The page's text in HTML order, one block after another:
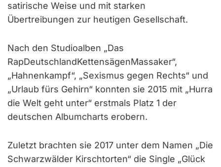
satirische Weise und mit starken
Übertreibungen zur heutigen Gesellschaft.
Nach den Studioalben „Das
RapDeutschlandKettensägenMassaker“,
„Hahnenkampf“, „Sexismus gegen Rechts“ und
„Urlaub fürs Gehirn“ konnten sie 2015 mit „Hurra
die Welt geht unter“ erstmals Platz 1 der
deutschen Albumcharts erobern.
Zuletzt brachten sie 2017 unter dem Namen „Die
Schwarzwälder Kirschtorten“ die Single „Glück